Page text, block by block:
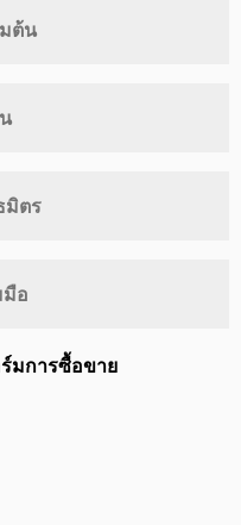
ต้น
มิตร
อ
มการซื้อขาย